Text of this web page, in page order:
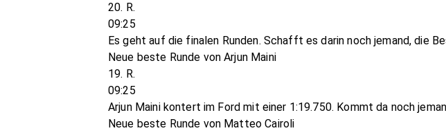
20. R.
09:25
Es geht auf die finalen Runden. Schafft es darin noch jemand, die
Neue beste Runde von Arjun Maini
19. R.
09:25
Arjun Maini kontert im Ford mit einer 1:19.750. Kommt da noch
Neue beste Runde von Matteo Cairoli